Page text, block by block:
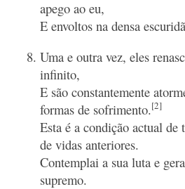
apego ao eu,
E envoltos na densa
Uma e outra vez, eles
infinito,
E são constantemente
formas de sofrimento.[2]
Esta é a condição actual de
de vidas anteriores.
Contemplai a sua luta e
supremo.